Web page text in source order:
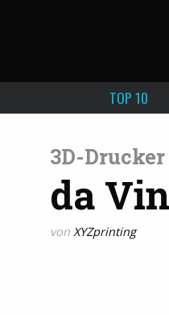
TOP 10
3D-
da
von XYZprinting